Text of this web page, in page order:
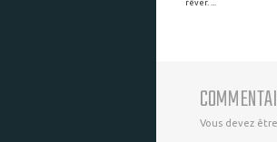
rêver. ...
Vous devez